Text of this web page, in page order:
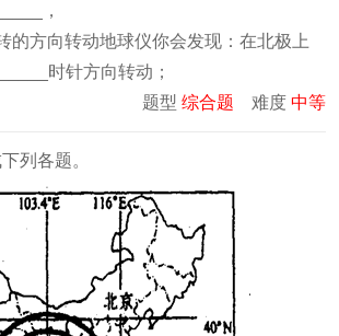
，
的方向转动地球仪你会发现：在北极上
时针方向转动；
题型 综合题 难度 中等
列各题。